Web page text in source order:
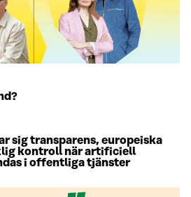
sig transparens, europeiska
kontroll när artificiell
i offentliga tjänster